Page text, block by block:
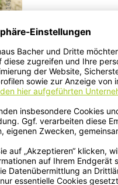
AdobeStock_291641450